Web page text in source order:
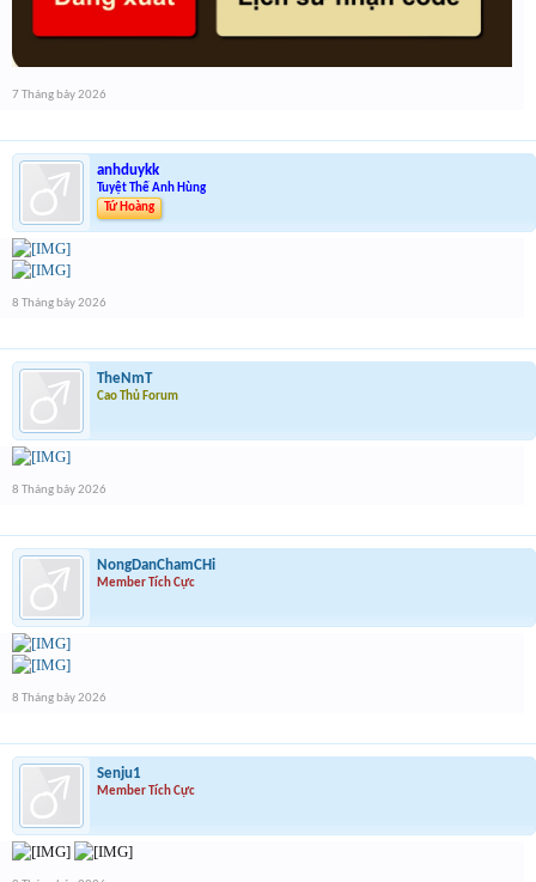
7 Tháng bảy 2026
anhduykk
Tuyệt Thế Anh Hùng
Tứ Hoàng
8 Tháng bảy 2026
TheNmT
Cao Thủ Forum
8 Tháng bảy 2026
NongDanChamCHi
Member Tích Cực
8 Tháng bảy 2026
Senju1
Member Tích Cực